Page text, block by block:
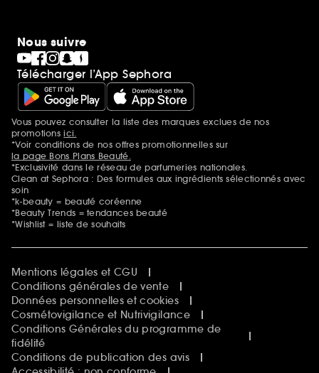
Nous suivre
Télécharger l’App Sephora
Mentions additionnelles
Vous pouvez consulter la liste des marques exclues de nos
promotionsici.
*Voir conditions de nos offres promotionnelles sur
la page Bons Plans Beauté.
*Exclusivité dans le réseau de parfumeries nationales.
Clean at Sephora : Des formules aux ingrédients sélectionnés avec
soin
*k-beauty = beauté coréenne
*Beauty Trends = tendances beauté
*Wishlist = liste de souhaits
Mentions légales et CGU
Conditions générales de vente
Données personnelles et cookies
Cosmétovigilance et Nutrivigilance
Conditions Générales du programme de
fidélité
Conditions de publication des avis